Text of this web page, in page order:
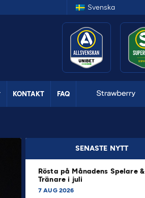
Svenska
KONTAKT FAQ
SENASTE NYTT
Rösta på Månadens Spelare &
Tränare i juli
7 AUG 2026